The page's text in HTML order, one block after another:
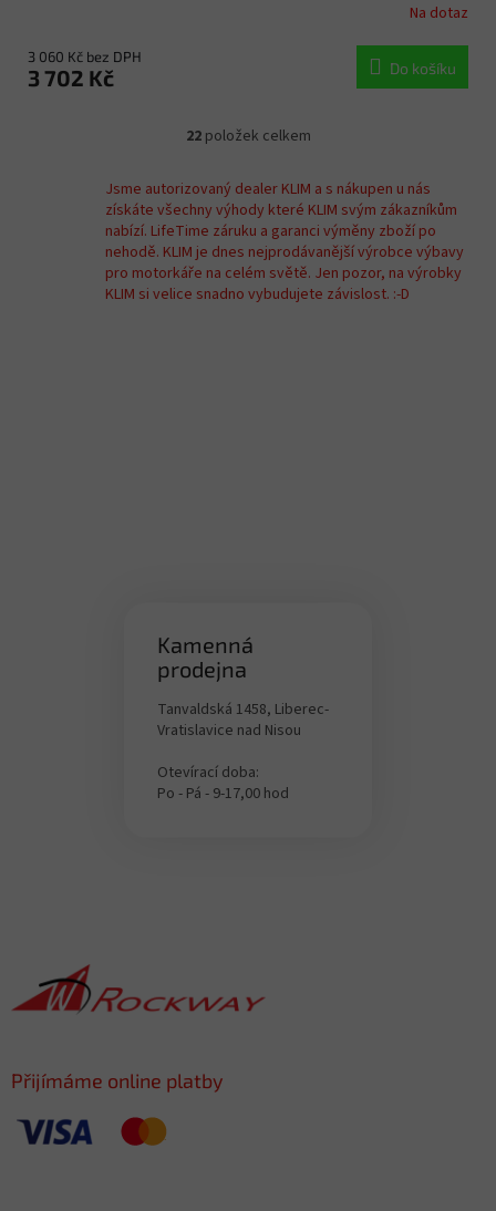
Na dotaz
3 060 Kč bez DPH
3 702 Kč Do košíku
O
l
á
d
a
c
í
22položek celkem
Jsme autorizovaný dealer KLIM a s nákupen u nás
získáte všechny výhody které KLIM svým zákazníkům
nabízí. LifeTime záruku a garanci výměny zboží po
nehodě. KLIM je dnes nejprodávanější výrobce výbavy
pro motorkáře na celém světě. Jen pozor, na výrobky
KLIM si velice snadno vybudujete závislost. :-D
Kamenná
prodejna
Tanvaldská 1458, Liberec-
Vratislavice nad Nisou
Otevírací doba:
Po - Pá - 9-17,00 hod
Přijímáme online platby